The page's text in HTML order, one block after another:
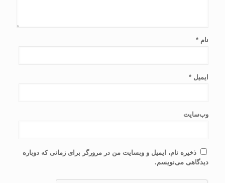
نام *
ایمیل *
وب‌سایت
ذخیره نام، ایمیل و وبسایت من در مرورگر برای زمانی که دوباره
دیدگاهی می‌نویسم.